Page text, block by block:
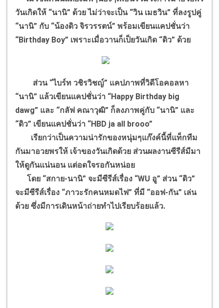
วันเกิดให้ “นานิ” ด้วย ไม่ว่าจะเป็น “วิน เมธวิน” ที่ลงรูปคู่
“นานิ” กับ “น้องดิว จิรวรรตน์” พร้อมเขียนแคปชั่นว่า
“Birthday Boy” เพราะเมื่อวานก็เป็ยวันเกิด “ดิว” ด้วย
ส่วน “ไบร์ท วชิรวิชญ์” แคปภาพที่วิดีโอคอลหา
“นานิ” แล้วเขียนแคปชั่นว่า “Happy Birthday big
dawg” และ “กลัฟ คณาวุฒิ” ก็ลงภาพคู่กับ “นานิ” และ
“ดิว” เขียนแคปชั่นว่า “HBD ja all brooo”
เรียกว่าเป็นความน่ารักของหนุ่มๆแก๊งค์นี้ที่แท็กทีม
กันมาอวยพรให้ เจ้าของวันเกิดด้วย ส่วนผลงานซีรีส์มีมา
ให้ดูกันแน่นอน แต่อดใจรอกันหน่อย
โดย “สกาย-นานิ” จะมีซีรีส์เรื่อง “WU อู” ส่วน “ดิว”
จะมีซีรีส์เรื่อง “ภาวะรักคนหมดไฟ” ที่มี “ออฟ-กัน” เล่น
ด้วย ซึ่งมีการเดินหน้าถ่ายทำไปเรียบร้อยแล้ว.